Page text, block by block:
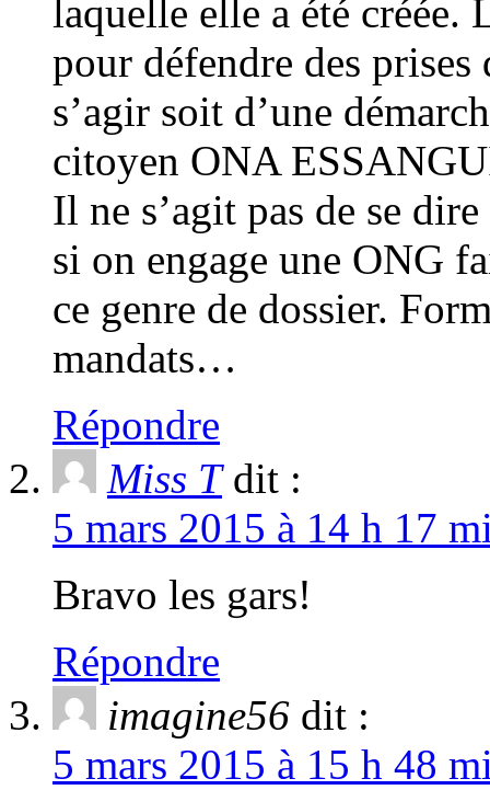
laquelle elle a été créée.
pour défendre des
s’agir soit d’une
citoyen ONA
Il ne s’agit pas de se
si on engage une ONG
ce genre de dossier.
mandats…
Répondre
Miss T dit :
5 mars 2015 à 14 h 17
Bravo les gars!
Répondre
imagine56 dit :
5 mars 2015 à 15 h 48